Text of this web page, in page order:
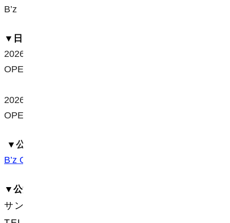
B’z
▼日時
2026年6
OPEN / START
2026年6
OPEN / START
▼公式サイト
B’z Official Website
▼公演に関するお問い合わせ先
サンデーフォークプロモーション